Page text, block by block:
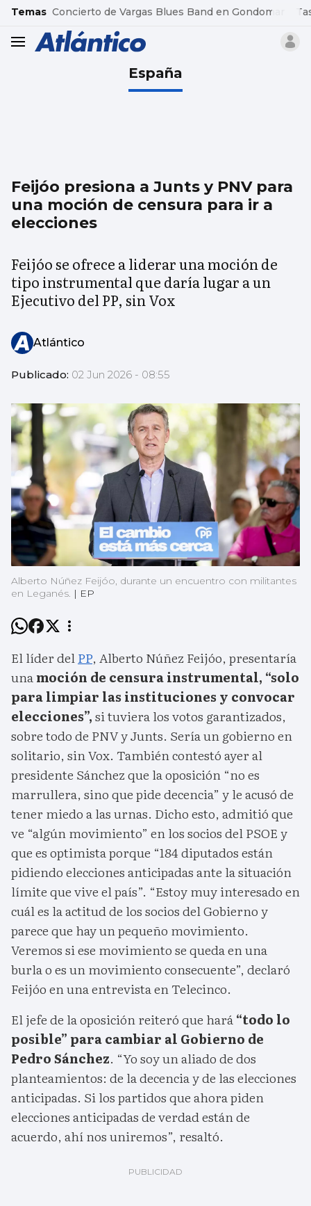
common.go-to-content
Temas Concierto de Vargas Blues Band en Gondomar
header.menu.open
España
Feijóo presiona a Junts y PNV para
una moción de censura para ir a
elecciones
Feijóo se ofrece a liderar una moción de
tipo instrumental que daría lugar a un
Ejecutivo del PP, sin Vox
Atlántico
Publicado: 02 Jun 2026 - 08:55
Alberto Núñez Feijóo, durante un encuentro con militantes
en Leganés. | EP
El líder delPP, Alberto Núñez Feijóo, presentaría
unamoción de censura instrumental, “solo
para limpiar las instituciones y convocar
elecciones”,si tuviera los votos garantizados,
sobre todo de PNV y Junts. Sería un gobierno en
solitario, sin Vox. También contestó ayer al
presidente Sánchez que la oposición “no es
marrullera, sino que pide decencia” y le acusó de
tener miedo a las urnas. Dicho esto, admitió que
ve “algún movimiento” en los socios del PSOE y
que es optimista porque “184 diputados están
pidiendo elecciones anticipadas ante la situación
límite que vive el país”. “Estoy muy interesado en
cuál es la actitud de los socios del Gobierno y
parece que hay un pequeño movimiento.
Veremos si ese movimiento se queda en una
burla o es un movimiento consecuente”, declaró
Feijóo en una entrevista en Telecinco.
El jefe de la oposición reiteró que hará“todo lo
posible” para cambiar al Gobierno de
Pedro Sánchez. “Yo soy un aliado de dos
planteamientos: de la decencia y de las elecciones
anticipadas. Si los partidos que ahora piden
elecciones anticipadas de verdad están de
acuerdo, ahí nos uniremos”, resaltó.